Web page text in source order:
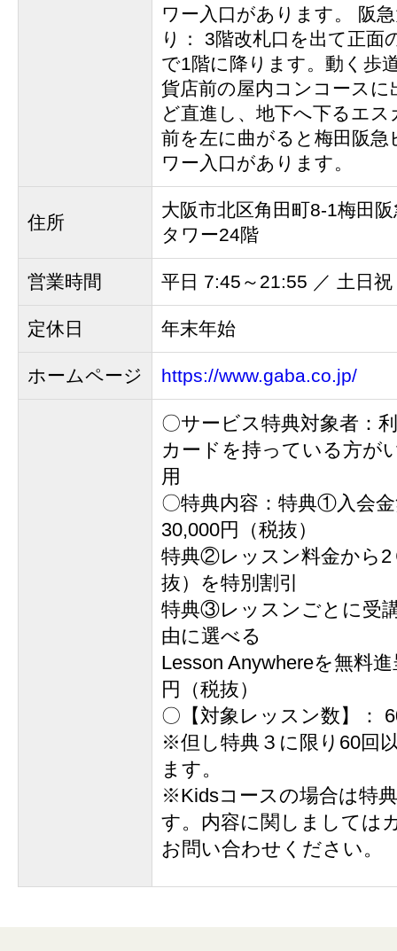
ワー入口があります。 阪
り： 3階改札口を出て正面
で1階に降ります。動く歩
貨店前の屋内コンコースに
ど直進し、地下へ下るエ
前を左に曲がると梅田阪
ワー入口があります。
住所
大阪市北区角田町8-1梅田
タワー24階
営業時間 平日 7:45～21:55 ／ 土日
定休日 年末年始
ホームページ https://www.gaba.co.jp/
〇サービス特典対象者：
カードを持っている方が
用
〇特典内容：特典①入会
30,000円（税抜）
特典②レッスン料金から2
抜）を特別割引
特典③レッスンごとに受
由に選べる
Lesson Anywhereを無料
円（税抜）
〇【対象レッスン数】：
※但し特典３に限り60回
ます。
※Kidsコースの場合は特
す。内容に関しましては
お問い合わせください。